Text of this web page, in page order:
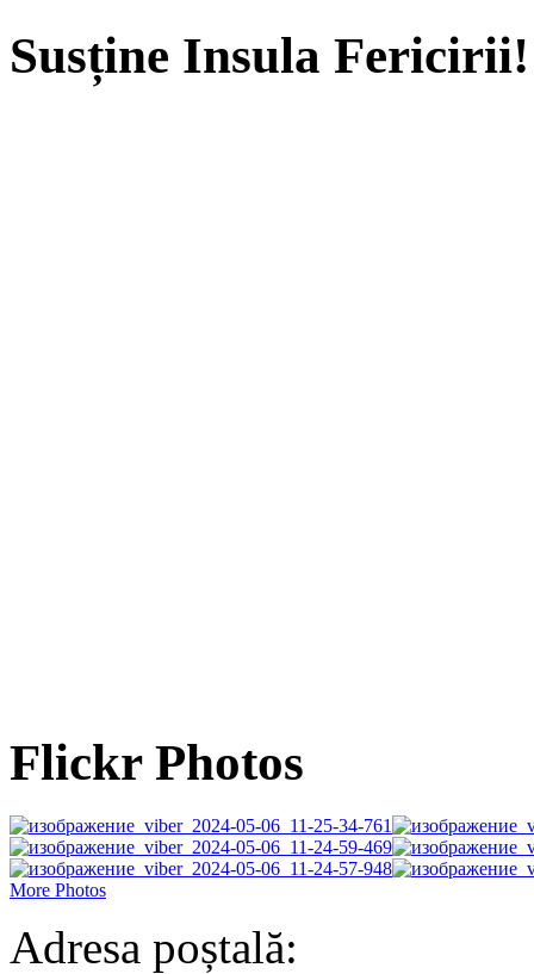
Susține Insula Fericirii!
Flickr Photos
More Photos
Adresa poștală: